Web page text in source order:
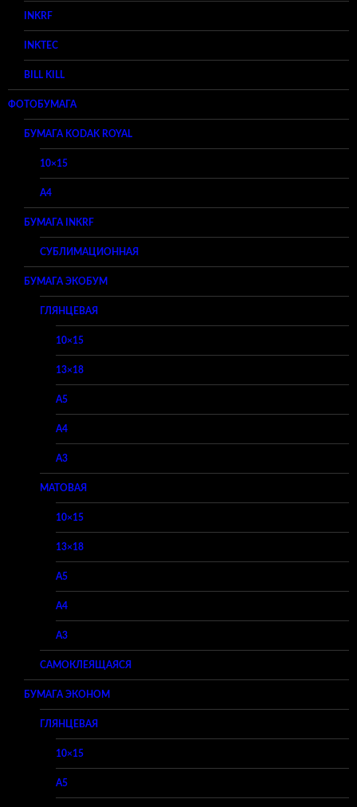
INKRF
INKTEC
BILL KILL
ФОТОБУМАГА
БУМАГА KODAK ROYAL
10×15
A4
БУМАГА INKRF
СУБЛИМАЦИОННАЯ
БУМАГА ЭКОБУМ
ГЛЯНЦЕВАЯ
10×15
13×18
A5
A4
A3
МАТОВАЯ
10×15
13×18
A5
A4
A3
САМОКЛЕЯЩАЯСЯ
БУМАГА ЭКОНОМ
ГЛЯНЦЕВАЯ
10×15
A5